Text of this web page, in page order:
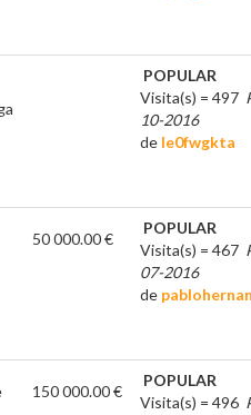
POPULAR
Visita(s) = 497
10-2016
de le0fwgkta
50 000.00 €
POPULAR
Visita(s) = 467
07-2016
de
150 000.00 €
POPULAR
Visita(s) = 496